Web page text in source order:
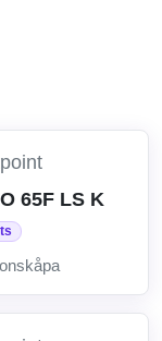
populära
och
65F LS K